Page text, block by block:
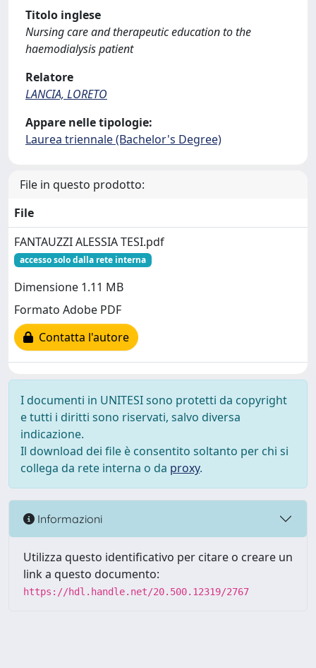
Titolo inglese
Nursing care and therapeutic education to the
haemodialysis patient
Relatore
LANCIA, LORETO
Appare nelle tipologie:
Laurea triennale (Bachelor's Degree)
File in questo prodotto:
File
FANTAUZZI ALESSIA TESI.pdf
accesso solo dalla rete interna
Dimensione 1.11 MB
Formato Adobe PDF
Contatta l'autore
I documenti in UNITESI sono protetti da copyright
e tutti i diritti sono riservati, salvo diversa
indicazione.
Il download dei file è consentito soltanto per chi si
collega da rete interna o da proxy.
Informazioni
Utilizza questo identificativo per citare o creare un
link a questo documento:
https://hdl.handle.net/20.500.12319/2767